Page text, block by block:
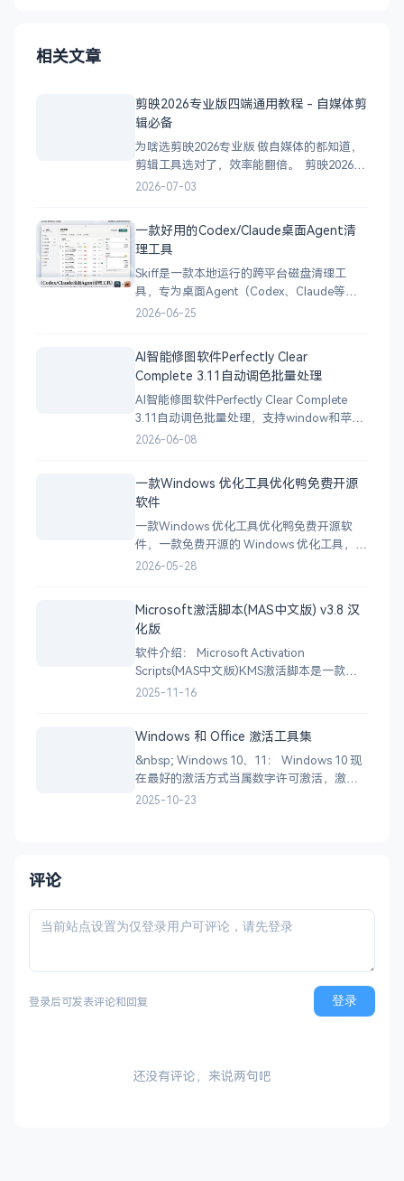
相关文章
剪映2026专业版四端通用教程 - 自媒体剪
辑必备
为啥选剪映2026专业版 做自媒体的都知道，
剪辑工具选对了，效率能翻倍。 剪映2026专
业版这次更新，真的是冲着自媒体人痛点来
Mac电脑端 素材、草稿、特
2026-07-03
一款好用的Codex/Claude桌面Agent清
理工具
Skiff是一款本地运行的跨平台磁盘清理工
具，专为桌面Agent（Codex、Claude等）
会话数据清理场景设计，拒绝盲目清理，操
Agent缓存、会话数据、大文件、重
2026-06-25
AI智能修图软件Perfectly Clear
Complete 3.11自动调色批量处理
AI智能修图软件Perfectly Clear Complete
3.11自动调色批量处理，支持window和苹果
系统。 下载地址
2026-06-08
一款Windows 优化工具优化鸭免费开源
软件
一款Windows 优化工具优化鸭免费开源软
件，一款免费开源的 Windows 优化工具，主
打性能提升、隐私保护与简洁易用。 目前支
后台服务、遥测数据、预装应用、开机启动
程序以及计划任务，这些都在悄悄消耗
2026-05-28
Microsoft激活脚本(MAS中文版) v3.8 汉
化版
软件介绍： Microsoft Activation
Scripts(MAS中文版)KMS激活脚本是一款多
合一微软激活脚本,支持激活所有
激活,KMS38激活至2038年,在线或本地KMS
激活18
2025-11-16
Windows 和 Office 激活工具集
&nbsp; Windows 10、11： Windows 10 现
在最好的激活方式当属数字许可激活，激活
后登录自己得账号，以后重装系统都能自动
2025-10-23
评论
登录后可发表评论和回复 登录
还没有评论，来说两句吧